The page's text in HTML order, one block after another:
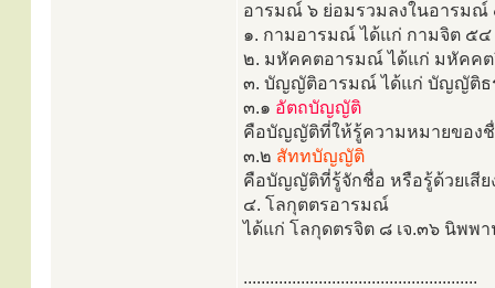
อารมณ์ ๖ ย่อมรวมลงในอารมณ์
๑. กามอารมณ์ ได้แก่ กามจิต ๕๔
๒. มหัคคตอารมณ์ ได้แก่ มหัคคต
๓. บัญญัติอารมณ์ ได้แก่ บัญญัติธ
๓.๑ อัตถบัญญัติ
คือบัญญัติที่ให้รู้ความหมายของ
๓.๒ สัททบัญญัติ
คือบัญญัติที่รู้จักชื่อ หรือรู้ด้วยเสีย
๔. โลกุตตรอารมณ์
ได้แก่ โลกุดตรจิต ๘ เจ.๓๖ นิพพ
.....................................................